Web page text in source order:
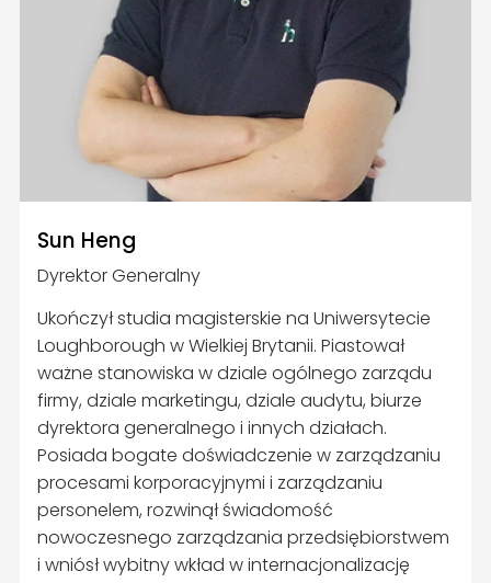
Sun Heng
Dyrektor Generalny
Ukończył studia magisterskie na Uniwersytecie
Loughborough w Wielkiej Brytanii. Piastował
ważne stanowiska w dziale ogólnego zarządu
firmy, dziale marketingu, dziale audytu, biurze
dyrektora generalnego i innych działach.
Posiada bogate doświadczenie w zarządzaniu
procesami korporacyjnymi i zarządzaniu
personelem, rozwinął świadomość
nowoczesnego zarządzania przedsiębiorstwem
i wniósł wybitny wkład w internacjonalizację